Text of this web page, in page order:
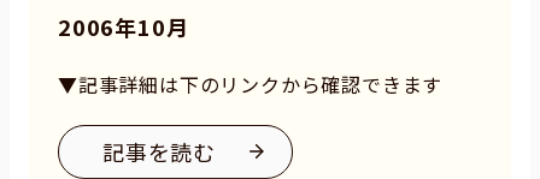
2006年10月
▼記事詳細は下のリンクから確認できます
記事を読む